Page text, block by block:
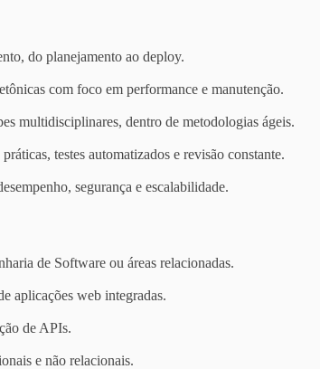
do planejamento ao deploy.
com foco em performance e manutenção.
multidisciplinares, dentro de metodologias ágeis.
testes automatizados e revisão constante.
segurança e escalabilidade.
de Software ou áreas relacionadas.
aplicações web integradas.
de APIs.
e não relacionais.